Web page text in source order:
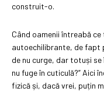
construit-o.
Când oamenii întreabă
autoechilibrante, de fapt
de nu curge, dar totuși se
nu fuge în cuticulă?” Aici
fizică și, dacă vrei, puțin